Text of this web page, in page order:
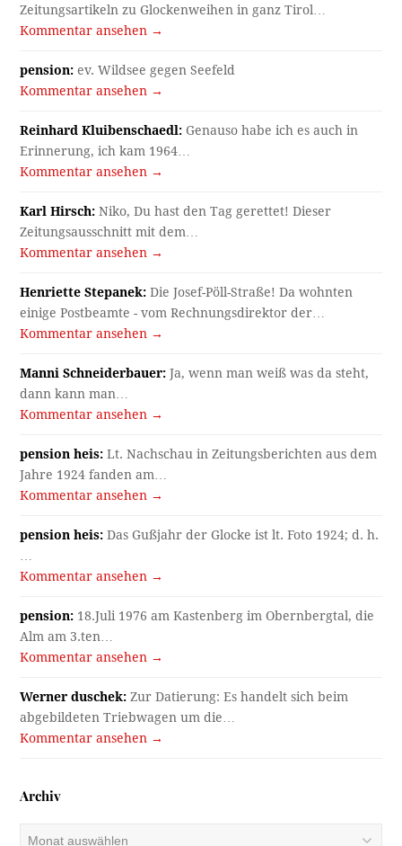
Zeitungsartikeln zu Glockenweihen in ganz Tirol…
Kommentar ansehen →
pension: ev. Wildsee gegen Seefeld
Kommentar ansehen →
Reinhard Kluibenschaedl: Genauso habe ich es auch in
Erinnerung, ich kam 1964…
Kommentar ansehen →
Karl Hirsch: Niko, Du hast den Tag gerettet! Dieser
Zeitungsausschnitt mit dem…
Kommentar ansehen →
Henriette Stepanek: Die Josef-Pöll-Straße! Da wohnten
einige Postbeamte - vom Rechnungsdirektor der…
Kommentar ansehen →
Manni Schneiderbauer: Ja, wenn man weiß was da steht,
dann kann man…
Kommentar ansehen →
pension heis: Lt. Nachschau in Zeitungsberichten aus dem
Jahre 1924 fanden am…
Kommentar ansehen →
pension heis: Das Gußjahr der Glocke ist lt. Foto 1924; d. h.
…
Kommentar ansehen →
pension: 18.Juli 1976 am Kastenberg im Obernbergtal, die
Alm am 3.ten…
Kommentar ansehen →
Werner duschek: Zur Datierung: Es handelt sich beim
abgebildeten Triebwagen um die…
Kommentar ansehen →
Archiv
Archiv